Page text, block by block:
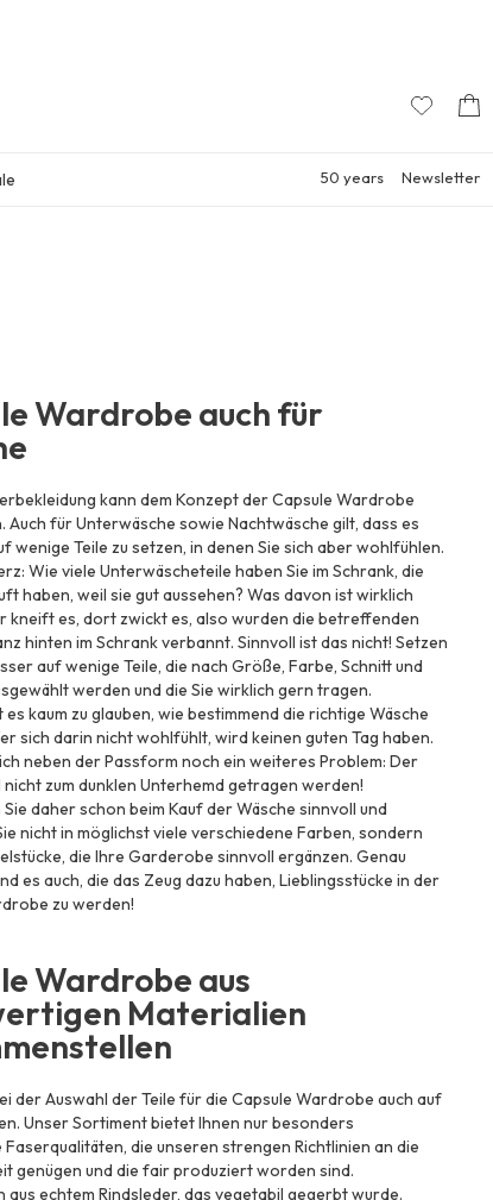
50 years Newsletter
Wardrobe auch für
kann dem Konzept der Capsule Wardrobe
Auch für Unterwäsche sowie Nachtwäsche gilt, dass es
wenige Teile zu setzen, in denen Sie sich aber wohlfühlen.
Wie viele Unterwäscheteile haben Sie im Schrank, die
haben, weil sie gut aussehen? Was davon ist wirklich
kneift es, dort zwickt es, also wurden die betreffenden
hinten im Schrank verbannt. Sinnvoll ist das nicht! Setzen
auf wenige Teile, die nach Größe, Farbe, Schnitt und
werden und die Sie wirklich gern tragen.
es kaum zu glauben, wie bestimmend die richtige Wäsche
sich darin nicht wohlfühlt, wird keinen guten Tag haben.
neben der Passform noch ein weiteres Problem: Der
nicht zum dunklen Unterhemd getragen werden!
daher schon beim Kauf der Wäsche sinnvoll und
nicht in möglichst viele verschiedene Farben, sondern
die Ihre Garderobe sinnvoll ergänzen. Genau
es auch, die das Zeug dazu haben, Lieblingsstücke in der
zu werden!
Wardrobe aus
Materialien
der Auswahl der Teile für die Capsule Wardrobe auch auf
Unser Sortiment bietet Ihnen nur besonders
die unseren strengen Richtlinien an die
genügen und die fair produziert worden sind.
aus echtem Rindsleder, das vegetabil gegerbt wurde.